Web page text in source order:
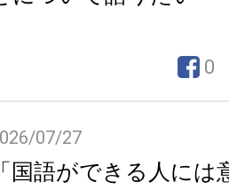
0
07/27
「国語ができる人には